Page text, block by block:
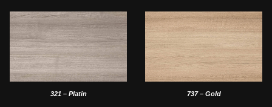
321 – Platin 737 – Gold